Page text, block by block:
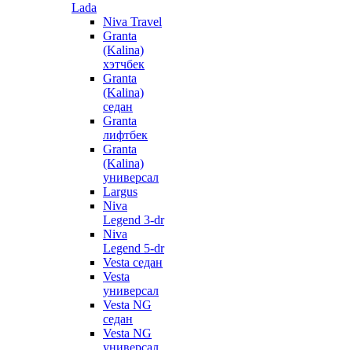
Lada
Niva Travel
Granta
(Kalina)
хэтчбек
Granta
(Kalina)
седан
Granta
лифтбек
Granta
(Kalina)
универсал
Largus
Niva
Legend 3-dr
Niva
Legend 5-dr
Vesta седан
Vesta
универсал
Vesta NG
седан
Vesta NG
универсал